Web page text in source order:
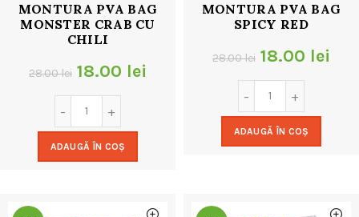
MONTURA PVA BAG
MONSTER CRAB CU
CHILI
28.00lei Prețul
inițial
a
fost:
18.00 lei
ADAUGĂ ÎN COȘ
MONTURA PVA BAG
SPICY RED
28.00lei Prețul
inițial
a
fost:
18.00 lei
ADAUGĂ ÎN COȘ